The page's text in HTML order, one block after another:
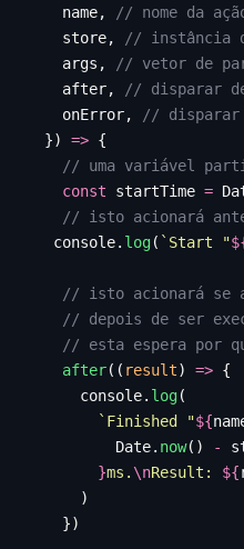
    name
,
// nome da
    store
,
// instância
    args
,
// vetor de
    after
,
// disparar
    onError
,
// disparar
  })
=> {
// uma variável
    const
startTime =
// isto acionará
   console
. log( ` Start "
// isto acionará se
// depois de ser
// esta espera por
    after
(( result) => {
      console
. log(
        `
Finished "${
          Date
. now() -
        }
ms. \nResult: ${
      )
    })